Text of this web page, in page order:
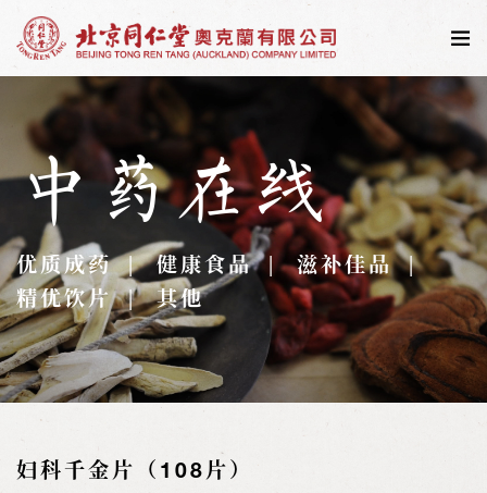
中药在线
优质成药 健康食品
滋补佳品
精优饮片
其他
妇科千金片（108片）